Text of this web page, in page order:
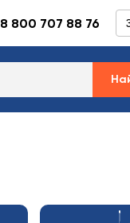
8 800 707 88 76